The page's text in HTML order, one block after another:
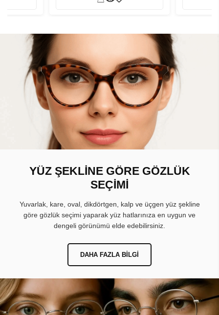
YÜZ ŞEKLİNE GÖRE GÖZLÜK
SEÇİMİ
Yuvarlak, kare, oval, dikdörtgen, kalp ve üçgen yüz şekline
göre gözlük seçimi yaparak yüz hatlarınıza en uygun ve
dengeli görünümü elde edebilirsiniz.
DAHA FAZLA BILGI